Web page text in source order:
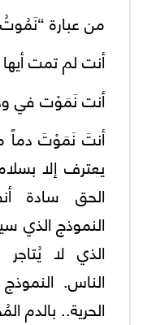
من عبارة
أنت لم تمت
أنت نَمَوْت في
أنتَ نَمَوْتَ دماً
يعترف إلا
الحق سادة
النموذج الذي
الذي لا يُتاجر
الناس.
الحرية.. بالدم